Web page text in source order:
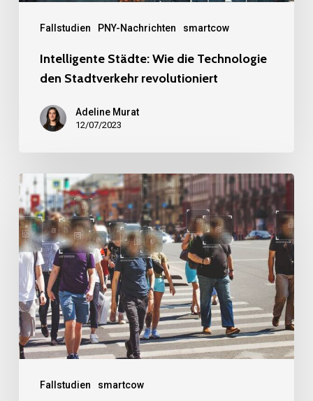
Fallstudien PNY-Nachrichten smartcow
Intelligente Städte: Wie die Technologie
den Stadtverkehr revolutioniert
Adeline Murat
12/07/2023
Fallstudien smartcow
Warum
Smart
Spaces?
Mit
PNY
&
Smartcow